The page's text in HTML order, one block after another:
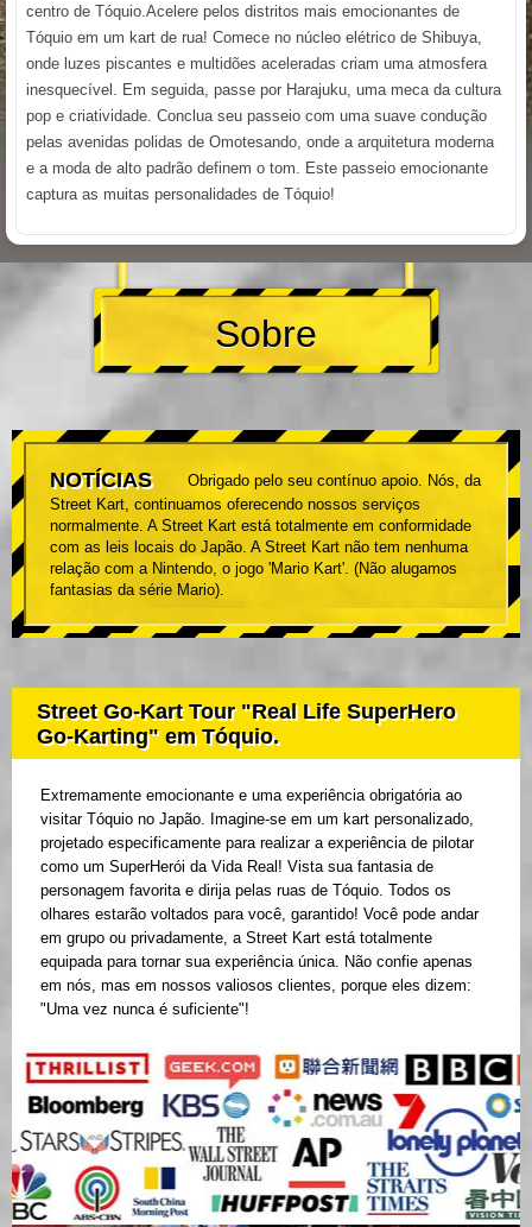
centro de Tóquio.Acelere pelos distritos mais emocionantes de
Tóquio em um kart de rua! Comece no núcleo elétrico de Shibuya,
onde luzes piscantes e multidões aceleradas criam uma atmosfera
inesquecível. Em seguida, passe por Harajuku, uma meca da cultura
pop e criatividade. Conclua seu passeio com uma suave condução
pelas avenidas polidas de Omotesando, onde a arquitetura moderna
e a moda de alto padrão definem o tom. Este passeio emocionante
captura as muitas personalidades de Tóquio!
Sobre
NOTÍCIAS
Obrigado pelo seu contínuo apoio. Nós, da
Street Kart, continuamos oferecendo nossos serviços
normalmente. A Street Kart está totalmente em conformidade
com as leis locais do Japão. A Street Kart não tem nenhuma
relação com a Nintendo, o jogo 'Mario Kart'. (Não alugamos
fantasias da série Mario).
Street Go-Kart Tour "Real Life SuperHero
Go-Karting" em Tóquio.
Extremamente emocionante e uma experiência obrigatória ao
visitar Tóquio no Japão. Imagine-se em um kart personalizado,
projetado especificamente para realizar a experiência de pilotar
como um SuperHerói da Vida Real! Vista sua fantasia de
personagem favorita e dirija pelas ruas de Tóquio. Todos os
olhares estarão voltados para você, garantido! Você pode andar
em grupo ou privadamente, a Street Kart está totalmente
equipada para tornar sua experiência única. Não confie apenas
em nós, mas em nossos valiosos clientes, porque eles dizem:
"Uma vez nunca é suficiente"!